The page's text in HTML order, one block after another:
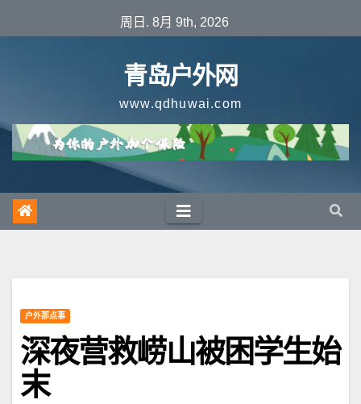
至
周日. 8月 9th, 2026
青岛户外网
www.qdhuwai.com
户外那点事
深夜营救崂山被困学生始
末